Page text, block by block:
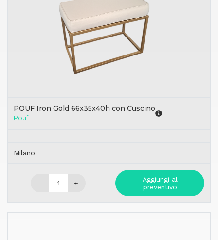
POUF Iron Gold 66x35x40h con Cuscino
Pouf
Milano
- +
Aggiungi al
preventivo